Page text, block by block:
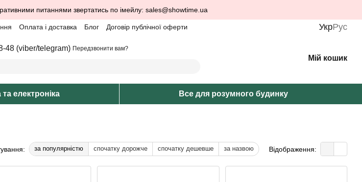
питаннями звертатись по імейлу: sales@showtime.ua
Оплата і доставка Блог Договір публічної оферти УкрРус
48 (viber/telegram) Передзвонити вам?
Мій кошик
та електроніка Все для розумного будинку
за популярністю спочатку дорожче спочатку дешевше за назвою Відображення: